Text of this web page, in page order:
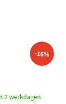
-16%
2 werkdagen